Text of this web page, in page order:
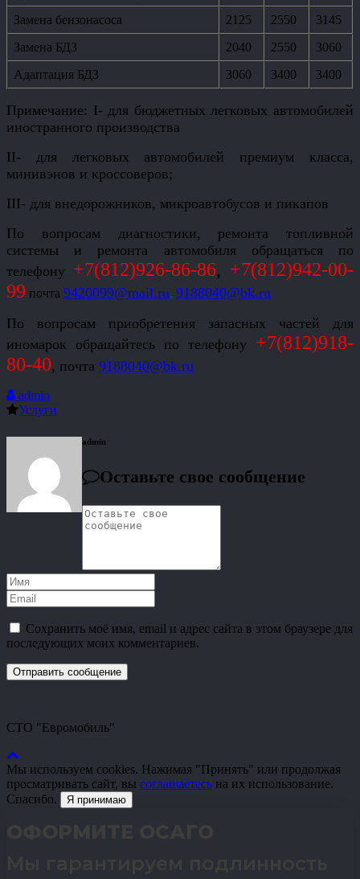
Замена бензонасоса 2125 2550
3145
Замена БДЗ
2040 2550
3060
Адаптация БДЗ
3060 3400 3400
Примечание: I- для бюджетных легковых автомобилей
иностранного производства
II- для легковых автомобилей премиум класса,
минивэнов и кроссоверов;
III- для внедорожников, микроавтобусов и пикапов
По вопросам
диагностики, ремонта топливной
системы
и
ремонта автомобиля обращаться по
телефону +7(812)926-86-86, +7(812)942-00-
99 почта 9420099@mail.ru, 9188040@bk.ru
По вопросам приобретения запасных частей для
иномарок обращайтесь по телефону +7(812)918-
80-40, почта 9188040@bk.ru
admin
Услуги
admin
Оставьте свое сообщение
Сохранить моё имя, email и адрес сайта в этом браузере для
последующих моих комментариев.
СТО "Евромобиль"
Мы используем cookies. Нажимая "Принять" или продолжая
просматривать сайт, вы соглашаетесь на их использование.
Спасибо.
Я принимаю